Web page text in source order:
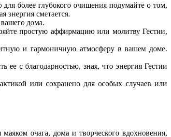
более глубокого очищения подумайте о том,
энергия сметается.
дома.
простую аффирмацию или молитву Гестии,
и гармоничную атмосферу в вашем доме.
ее с благодарностью, зная, что энергия Гестии
или сохранено для особых случаев или
очага, дома и творческого вдохновения,